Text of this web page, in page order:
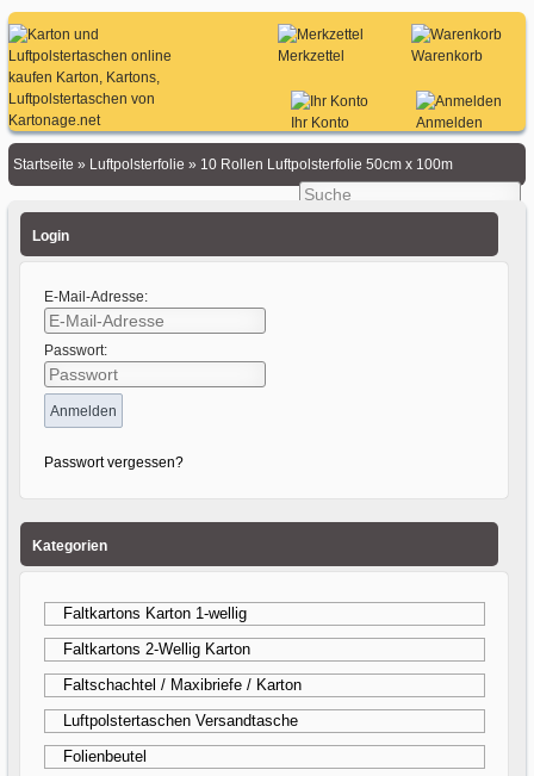
Warenkorb
Merkzettel
Anmelden
Ihr Konto
Startseite » Luftpolsterfolie » 10 Rollen Luftpolsterfolie 50cm x 100m
Login
E-Mail-Adresse:
Passwort:
Passwort vergessen?
Kategorien
Faltkartons Karton 1-wellig
Faltkartons 2-Wellig Karton
Faltschachtel / Maxibriefe / Karton
Luftpolstertaschen Versandtasche
Folienbeutel